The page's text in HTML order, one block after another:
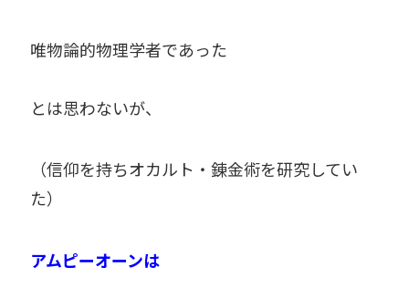
唯物論的物理学者であった
とは思わないが、
（信仰を持ちオカルト・錬金術を研究してい
た）
アムピーオーンは